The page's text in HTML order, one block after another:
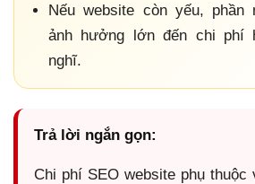
Nếu website còn yếu, phần
ảnh hưởng lớn đến chi phí
nghĩ.
Trả lời ngắn gọn:
Chi phí SEO website phụ thuộc